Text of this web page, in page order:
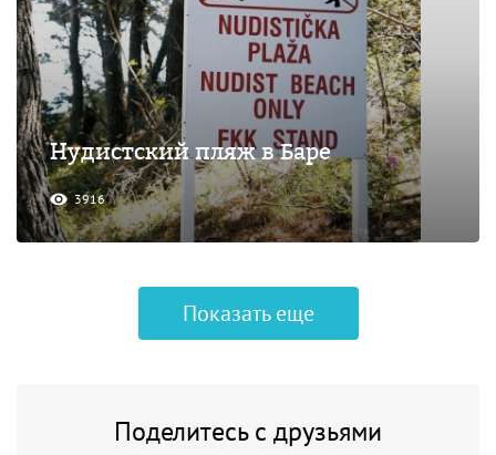
Нудистский пляж в Баре
3916
Показать еще
Поделитесь с друзьями